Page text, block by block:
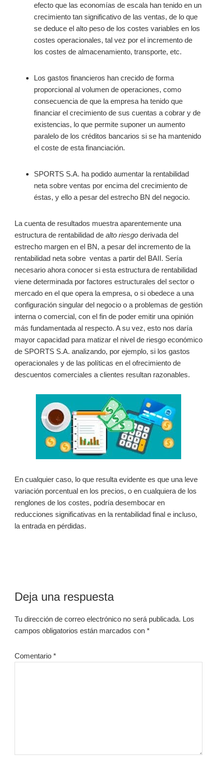
efecto que las economías de escala han tenido en un
crecimiento tan significativo de las ventas, de lo que
se deduce el alto peso de los costes variables en los
costes operacionales, tal vez por el incremento de
los costes de almacenamiento, transporte, etc.
Los gastos financieros han crecido de forma
proporcional al volumen de operaciones, como
consecuencia de que la empresa ha tenido que
financiar el crecimiento de sus cuentas a cobrar y de
existencias, lo que permite suponer un aumento
paralelo de los créditos bancarios si se ha mantenido
el coste de esta financiación.
SPORTS S.A. ha podido aumentar la rentabilidad
neta sobre ventas por encima del crecimiento de
éstas, y ello a pesar del estrecho BN del negocio.
La cuenta de resultados muestra aparentemente una
estructura de rentabilidad de alto riesgo derivada del
estrecho margen en el BN, a pesar del incremento de la
rentabilidad neta sobre ventas a partir del BAII. Sería
necesario ahora conocer si esta estructura de rentabilidad
viene determinada por factores estructurales del sector o
mercado en el que opera la empresa, o si obedece a una
configuración singular del negocio o a problemas de gestión
interna o comercial, con el fin de poder emitir una opinión
más fundamentada al respecto. A su vez, esto nos daría
mayor capacidad para matizar el nivel de riesgo económico
de SPORTS S.A. analizando, por ejemplo, si los gastos
operacionales y de las políticas en el ofrecimiento de
descuentos comerciales a clientes resultan razonables.
En cualquier caso, lo que resulta evidente es que una leve
variación porcentual en los precios, o en cualquiera de los
renglones de los costes, podría desembocar en
reducciones significativas en la rentabilidad final e incluso,
la entrada en pérdidas.
Interacciones
con
los
Deja una respuesta
Tu dirección de correo electrónico no será publicada. Los
campos obligatorios están marcados con *
Comentario *